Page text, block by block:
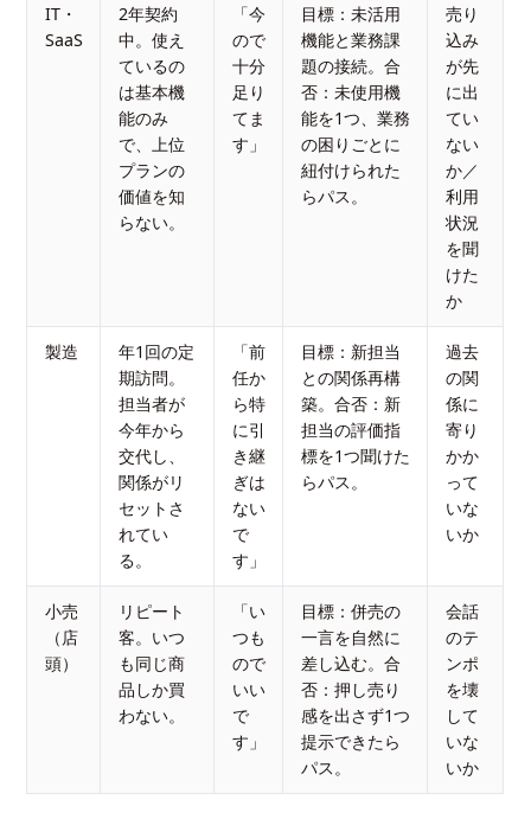
IT・
SaaS
2年契約
中。使え
ているの
は基本機
能のみ
で、上位
プランの
価値を知
らない。
「今
ので
十分
足り
てま
す」
目標：未活用
機能と業務課
題の接続。合
否：未使用機
能を1つ、業務
の困りごとに
紐付けられた
らパス。
売り
込み
が先
に出
てい
ない
か／
利用
状況
を聞
けた
か
製造
年1回の定
期訪問。
担当者が
今年から
交代し、
関係がリ
セットさ
れてい
る。
「前
任か
ら特
に引
き継
ぎは
ない
で
す」
目標：新担当
との関係再構
築。合否：新
担当の評価指
標を1つ聞けた
らパス。
過去
の関
係に
寄り
かか
って
いな
いか
小売
（店
頭）
リピート
客。いつ
も同じ商
品しか買
わない。
「い
つも
ので
いい
で
す」
目標：併売の
一言を自然に
差し込む。合
否：押し売り
感を出さず1つ
提示できたら
パス。
会話
のテ
ンポ
を壊
して
いな
いか